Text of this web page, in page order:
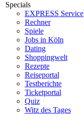
Specials
EXPRESS Service
Rechner
Spiele
Jobs in Köln
Dating
Shoppingwelt
Rezepte
Reiseportal
Testberichte
Ticketportal
Quiz
Witz des Tages